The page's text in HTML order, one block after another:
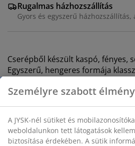
Rugalmas házhozszállítás
Gyors és egyszerű házhozszállítás,
Cserépből készült kaspó, fényes,
Egyszerű, hengeres formája
szobanövényei bemutatására.
SKU: 4912935
Személyre szabott
A JYSK-nél sütiket és
weboldalunkon tett látogatások
biztosítása érdekében. A sütik